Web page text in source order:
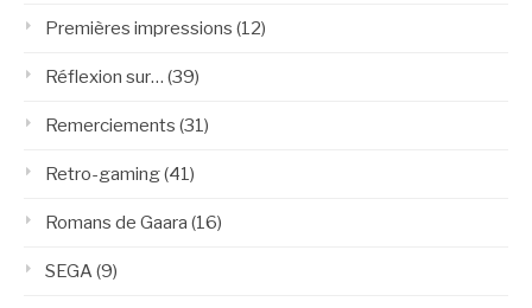
Premières impressions (12)
Réflexion sur… (39)
Remerciements (31)
Retro-gaming(41)
Romans de Gaara (16)
SEGA(9)